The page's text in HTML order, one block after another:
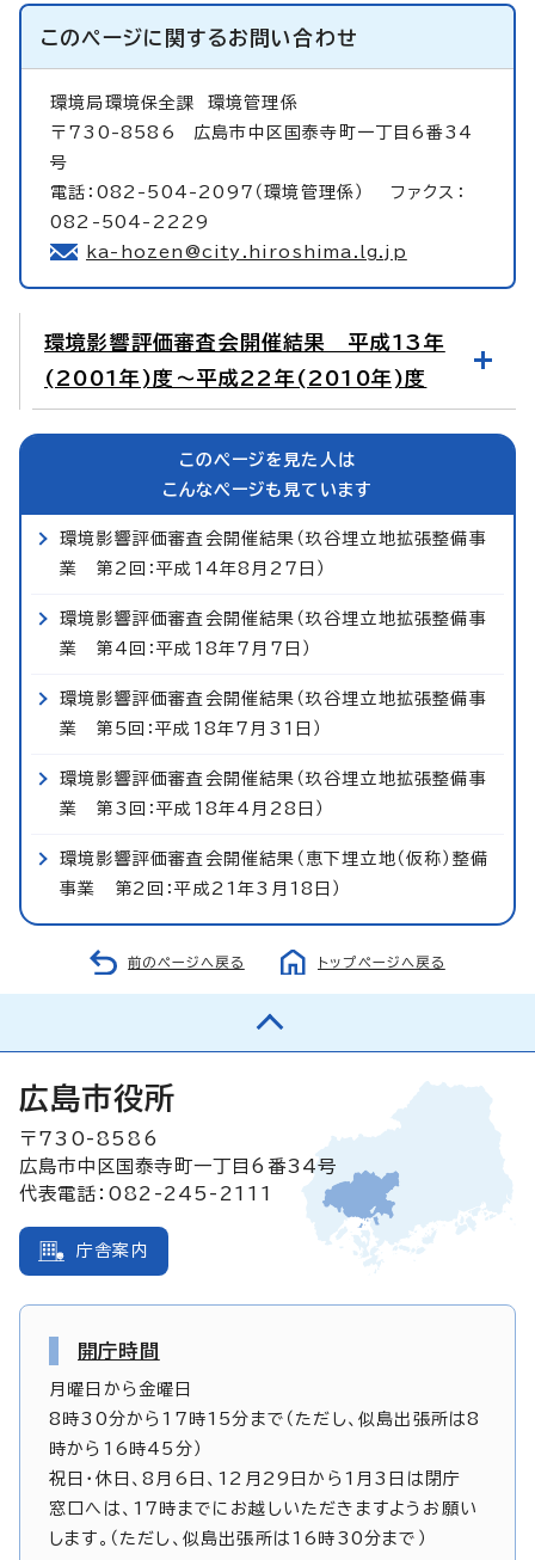
このページに関するお問い合わせ
環境局環境保全課 環境管理係
〒730-8586 広島市中区国泰寺町一丁目6番34
号
電話：082-504-2097（環境管理係） ファクス：
082-504-2229
ka-hozen@city.hiroshima.lg.jp
環境影響評価審査会開催結果 平成13年
(2001年)度～平成22年(2010年)度
このページを見た人は
こんなページも見ています
環境影響評価審査会開催結果（玖谷埋立地拡張整備事
業 第2回：平成14年8月27日）
環境影響評価審査会開催結果（玖谷埋立地拡張整備事
業 第4回：平成18年7月7日）
環境影響評価審査会開催結果（玖谷埋立地拡張整備事
業 第5回：平成18年7月31日）
環境影響評価審査会開催結果（玖谷埋立地拡張整備事
業 第3回：平成18年4月28日）
環境影響評価審査会開催結果（恵下埋立地（仮称）整備
事業 第2回：平成21年3月18日）
前のページへ戻る トップページへ戻る
広島市役所
〒730-8586
広島市中区国泰寺町一丁目6番34号
代表電話：082-245-2111
庁舎案内
開庁時間
月曜日から金曜日
8時30分から17時15分まで（ただし、似島出張所は8
時から16時45分）
祝日・休日、8月6日、12月29日から1月3日は閉庁
窓口へは、17時までにお越しいただきますようお願い
します。（ただし、似島出張所は16時30分まで）